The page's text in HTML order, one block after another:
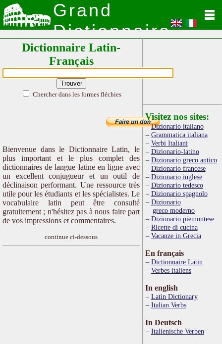
Grand
Dictionnaire
Latin
Dictionnaire Latin-
Français
Chercher dans les formes fléchies
Bienvenue dans le Dictionnaire Latin, le
plus important et le plus complet des
dictionnaires de langue latine en ligne avec
un excellent conjugueur et un outil de
déclinaison performant. Une ressource très
utile pour les étudiants et les spécialistes. Le
vocabulaire latin peut être consulté
gratuitement ; n'hésitez pas à nous faire part
de vos impressions et commentaires.
continue ci-dessous
Visitez nos sites:
Dizionario italiano
Grammatica italiana
Verbi Italiani
Dizionario-latino
Dizionario greco antico
Dizionario francese
Dizionario inglese
Dizionario tedesco
Dizionario spagnolo
Dizionario
greco moderno
Dizionario piemontese
Ricette di cucina
Vacanze in Grecia
En français
Dictionnaire Latin
Verbes italiens
In english
Latin Dictionary
Italian Verbs
In Deutsch
Italienische Verben